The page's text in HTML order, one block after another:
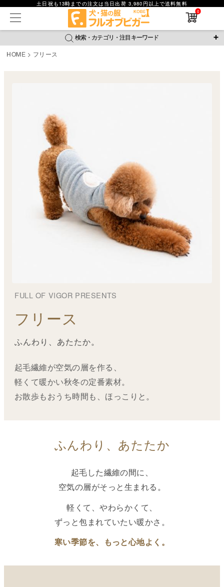
土日祝も13時までの注文は当日出荷 3,980円以上で送料無料
0
検索・カテゴリ・注目キーワード
返品・交換について
在庫なし商品を表示しない
商品番号
レビュー数順
HOME フリース
FULL OF VIGOR PRESENTS
フリース
ふんわり、あたたか。
起毛繊維が空気の層を作る、
軽くて暖かい秋冬の定番素材。
お散歩もおうち時間も、ほっこりと。
ふんわり、あたたか
起毛した繊維の間に、
空気の層がそっと生まれる。
軽くて、やわらかくて、
ずっと包まれていたい暖かさ。
寒い季節を、もっと心地よく。